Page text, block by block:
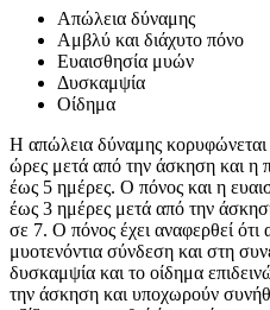
Απώλεια δύναμης
Αμβλύ και διάχυτο πόνο
Ευαισθησία μυών
Δυσκαμψία
Οίδημα
Η απώλεια δύναμης
ώρες μετά από την άσκηση και η
έως 5 ημέρες. Ο πόνος και η
έως 3 ημέρες μετά από την
σε 7. Ο πόνος έχει αναφερθεί ότι
μυοτενόντια σύνδεση και στη
δυσκαμψία και το οίδημα
την άσκηση και υποχωρούν